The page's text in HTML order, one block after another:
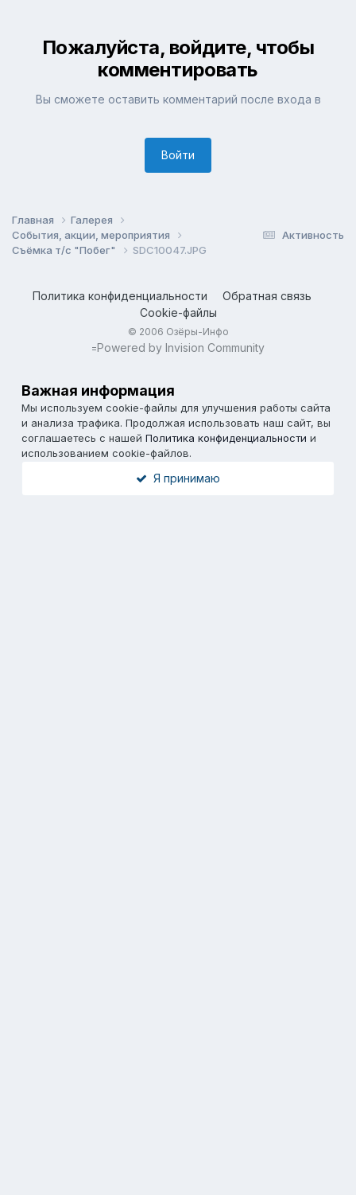
Пожалуйста, войдите, чтобы
комментировать
Вы сможете оставить комментарий после входа в
Войти
Активность
Главная
Галерея
События, акции, мероприятия
Съёмка т/с "Побег"
SDC10047.JPG
Политика конфиденциальности
Обратная связь
Cookie-файлы
© 2006 Озёры-Инфо
=Powered by Invision Community
Важная информация
Мы используем cookie-файлы для улучшения работы сайта
и анализа трафика. Продолжая использовать наш сайт, вы
соглашаетесь с нашей Политика конфиденциальности и
использованием cookie-файлов.
Я принимаю